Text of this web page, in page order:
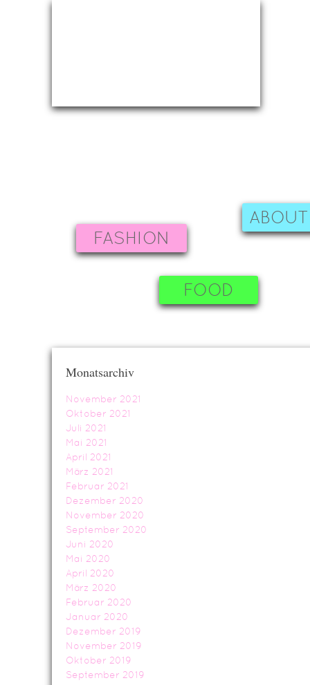
FASHION
FOOD
Monatsarchiv
November 2021
Oktober 2021
Juli 2021
Mai 2021
April 2021
März 2021
Februar 2021
Dezember 2020
November 2020
September 2020
Juni 2020
Mai 2020
April 2020
März 2020
Februar 2020
Januar 2020
Dezember 2019
November 2019
Oktober 2019
September 2019